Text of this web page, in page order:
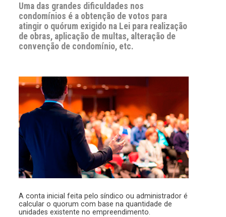
Uma das grandes dificuldades nos
condomínios é a obtenção de votos para
atingir o quórum exigido na Lei para realização
de obras, aplicação de multas, alteração de
convenção de condomínio, etc.
A conta inicial feita pelo síndico ou administrador é
calcular o quorum com base na quantidade de
unidades existente no empreendimento.